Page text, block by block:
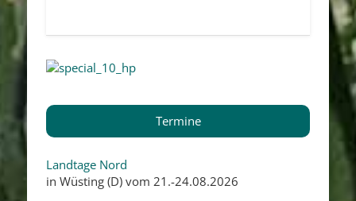
Termine
Landtage Nord
in Wüsting (D) vom 21.-24.08.2026